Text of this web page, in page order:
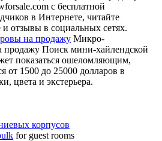
с бесплатной
в Интернете, читайте
отзывы в социальных сетях.
на продажу Микро-
продажу Поиск мини-хайлендской
показаться ошеломляющим,
от 1500 до 25000 долларов в
цвета и экстерьера.
корпусов
for guest rooms